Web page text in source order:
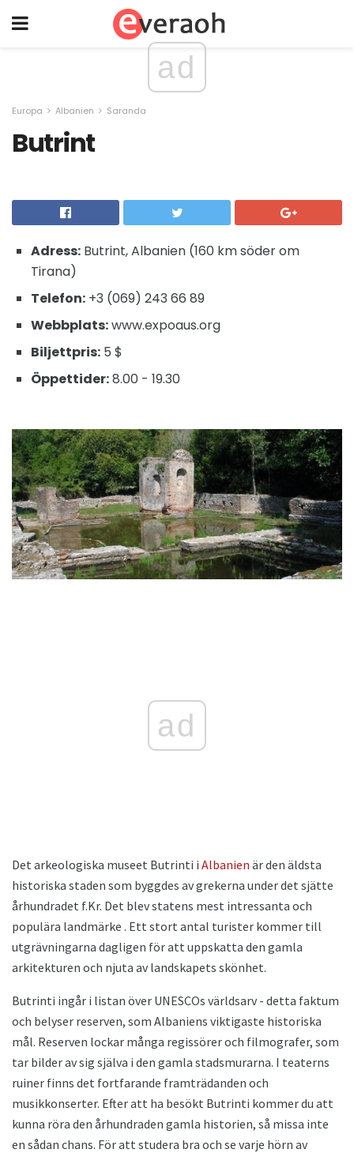
ad
Europa Albanien Saranda
Butrint
Adress: Butrint, Albanien (160 km söder om
Tirana)
Telefon: +3 (069) 243 66 89
Webbplats:www.expoaus.org
Biljettpris: 5 $
Öppettider:8.00 - 19.30
ad
Det arkeologiska museet Butrinti i Albanien är den äldsta
historiska staden som byggdes av grekerna under det sjätte
århundradet f.Kr. Det blev statens mest intressanta och
populära landmärke . Ett stort antal turister kommer till
utgrävningarna dagligen för att uppskatta den gamla
arkitekturen och njuta av landskapets skönhet.
Butrinti ingår i listan över UNESCOs världsarv - detta faktum
och belyser reserven, som Albaniens viktigaste historiska
mål. Reserven lockar många regissörer och filmografer, som
tar bilder av sig själva i den gamla stadsmurarna. I teaterns
ruiner finns det fortfarande framträdanden och
musikkonserter. Efter att ha besökt Butrinti kommer du att
kunna röra den århundraden gamla historien, så missa inte
en sådan chans. För att studera bra och se varje hörn av